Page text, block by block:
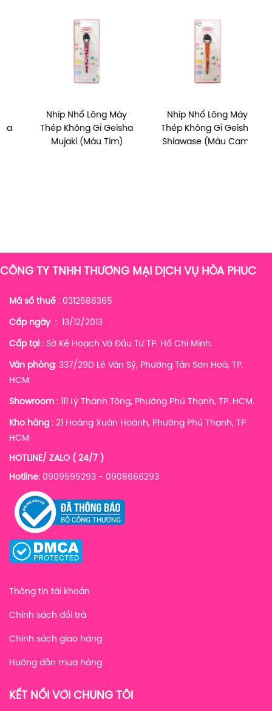
Nhíp Nhổ Lông Mày
Thép Không Gỉ Geisha
Mujaki (Màu Tím)
Nhíp Nhổ Lông Mày
Thép Không Gỉ Geisha
Shiawase (Màu Cam)
CÔNG TY TNHH THƯƠNG MẠI DỊCH VỤ HÒA PHÚC
Mã số thuế : 0312586365
Cấp ngày: 13/12/2013
Cấp tại : Sở Kế Hoạch Và Đầu Tư TP. Hồ Chí Minh.
Văn phòng: 337/29D Lê Văn Sỹ, Phường Tân Sơn Hoà, TP.
HCM.
Showroom : 111 Lý Thánh Tông, Phường Phú Thạnh, TP. HCM.
Kho hàng : 21 Hoàng Xuân Hoành, Phường Phú Thạnh, TP
HCM
HOTLINE/ ZALO ( 24/7 )
Hotline: 0909595293 - 0908666293
Thông tin tài khoản
Chính sách đổi trả
Chính sách giao hàng
Hướng dẫn mua hàng
KẾT NỐI VỚI CHÚNG TÔI